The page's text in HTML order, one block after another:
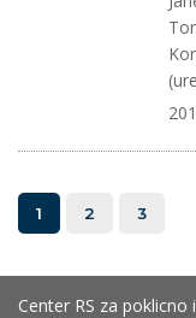
1 2 3
Center RS za poklicno